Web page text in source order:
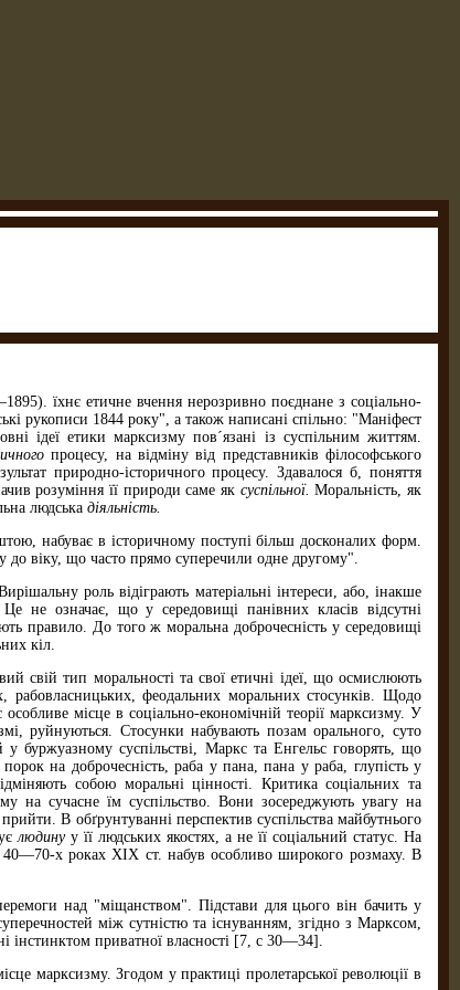
їхнє етичне вчення нерозривно поєднане з соціально-
рукописи 1844 року", а також написані спільно: "Маніфест
ідеї етики марксизму пов´язані із суспільним життям.
процесу, на відміну від представ­ників філософського
природно-історичного процесу. Здавалося б, поняття
розуміння її природи саме як суспільної.Моральність, як
людська діяльність.
набуває в історич­ному поступі більш досконалих форм.
до віку, що часто прямо суперечили одне другому".
роль відіграють матеріальні інтереси, або, інакше
Це не означає, що у середовищі панівних класів відсутні
правило. До того ж моральна доброчесність у середовищі
кіл.
свій тип мораль­ності та свої етичні ідеї, що осмислюють
рабовласницьких, феодальних моральних сто­сунків. Щодо
особливе місце в соціально-економічній теорії марксизму. У
руйнуються. Стосунки набувають позам орального, суто
буржуазному суспільстві, Маркс та Енгельс говорять, що
на доброчесність, раба у пана, пана у раба, глупість у
собою моральні цінності. Критика соціаль­них та
на сучасне їм суспільство. Вони зосереджують увагу на
В обґрунтуванні перспектив суспільства майбутнього
людинуу її людських якостях, а не її соціальний статус. На
40—70-х роках XIX ст. набув особливо широкого розмаху. В
над "міщан­ством". Підстави для цього він бачить у
між сутністю та існуванням, згідно з Марксом,
інстинктом приватної власності [7, с 30—34].
марксизму. Зго­дом у практиці пролетарської революції в